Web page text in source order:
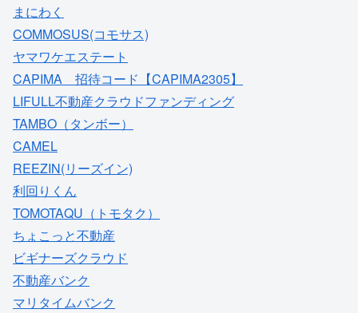
まにわく
COMMOSUS(コモサス)
ヤマワケエステート
CAPIMA 招待コード【CAPIMA2305】
LIFULL不動産クラウドファンディング
TAMBO（タンボー）
CAMEL
REEZIN(リーズイン)
利回りくん
TOMOTAQU（トモタク）
ちょこっと不動産
ビギナーズクラウド
不動産バンク
マリタイムバンク